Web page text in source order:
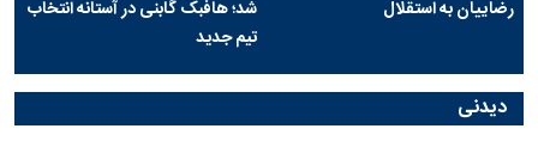
رضاییان به استقلال
شد؛ هافبک گابنی در آستانه انتخاب
تیم جدید
دیدنی